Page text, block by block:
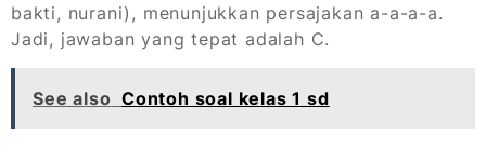
bakti, nurani), menunjukkan persajakan a-a-a-a.
Jadi, jawaban yang tepat adalah C.
See also Contoh soal kelas 1 sd